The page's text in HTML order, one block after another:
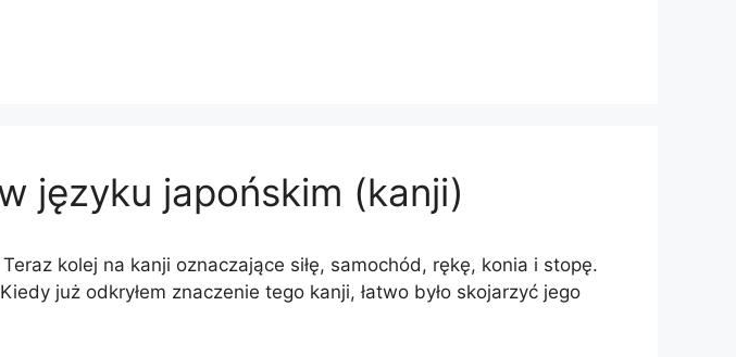
języku japońskim (kanji)
kolej na kanji oznaczające siłę, samochód, rękę, konia i stopę.
już odkryłem znaczenie tego kanji, łatwo było skojarzyć jego